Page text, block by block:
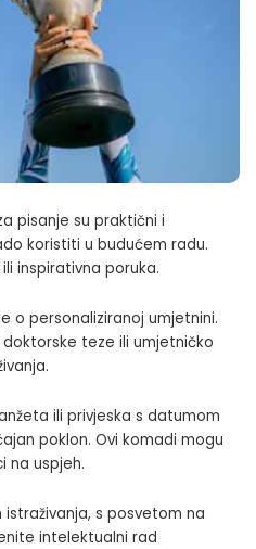
pisanje su praktični i
koristiti u budućem radu.
inspirativna poruka.
o personaliziranoj umjetnini.
teze ili umjetničko
ili privjeska s datumom
poklon. Ovi komadi mogu
na uspjeh.
s posvetom na
intelektualni rad